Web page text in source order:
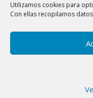
Utilizamos cookies para
Con ellas recopilamos
Copyright ©
cookies|Política
En
de afiliación
plataformas. Esto
recibimos una